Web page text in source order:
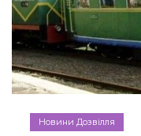
Новини Дозвілля